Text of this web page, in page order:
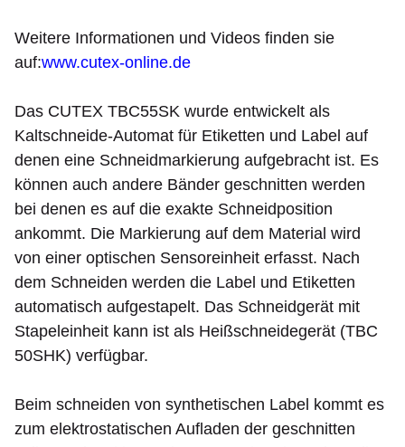
Weitere Informationen und Videos finden sie
auf:www.cutex-online.de
Das CUTEX TBC55SK wurde entwickelt als
Kaltschneide-Automat für Etiketten und Label auf
denen eine Schneidmarkierung aufgebracht ist. Es
können auch andere Bänder geschnitten werden
bei denen es auf die exakte Schneidposition
ankommt. Die Markierung auf dem Material wird
von einer optischen Sensoreinheit erfasst. Nach
dem Schneiden werden die Label und Etiketten
automatisch aufgestapelt. Das Schneidgerät mit
Stapeleinheit kann ist als Heißschneidegerät (TBC
50SHK) verfügbar.
Beim schneiden von synthetischen Label kommt es
zum elektrostatischen Aufladen der geschnitten